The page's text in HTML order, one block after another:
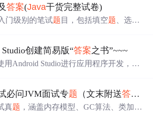
答案(Java干货完整试卷)
门级别的笔试题 目，包括填空题 、选择
试。
创建简易版“答案之书”~~~
用Android Studio进行应用程序开发，创
关键类。 109856334,7649354,Python3二
'数据结构', '面向对象编程']
必问JVM面试专题 （文末附送答案
真题 ，涵盖内存模型、GC算法、类加载